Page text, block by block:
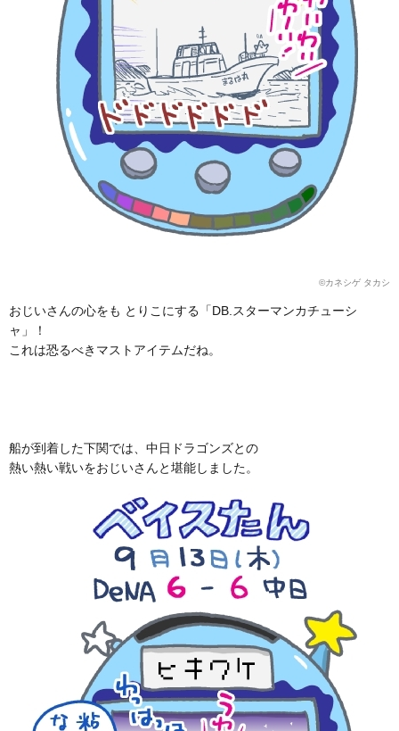
©カネシゲ タカシ
おじいさんの心をも とりこにする「DB.スターマンカチューシ
ャ」！
これは恐るべきマストアイテムだね。
船が到着した下関では、中日ドラゴンズとの
熱い熱い戦いをおじいさんと堪能しました。